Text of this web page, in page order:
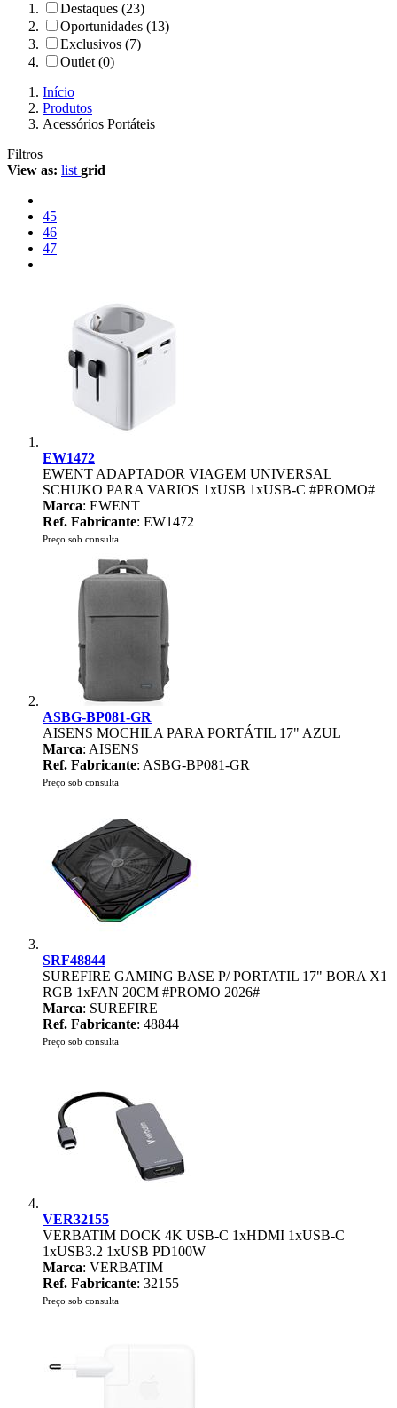
Destaques (23)
Oportunidades (13)
Exclusivos (7)
Outlet (0)
Início
Produtos
Acessórios Portáteis
Filtros
View as: list grid
45
46
47
EW1472
EWENT ADAPTADOR VIAGEM UNIVERSAL
SCHUKO PARA VARIOS 1xUSB 1xUSB-C #PROMO#
Marca: EWENT
Ref. Fabricante: EW1472
Preço sob consulta
ASBG-BP081-GR
AISENS MOCHILA PARA PORTÁTIL 17" AZUL
Marca: AISENS
Ref. Fabricante: ASBG-BP081-GR
Preço sob consulta
SRF48844
SUREFIRE GAMING BASE P/ PORTATIL 17" BORA X1
RGB 1xFAN 20CM #PROMO 2026#
Marca: SUREFIRE
Ref. Fabricante: 48844
Preço sob consulta
VER32155
VERBATIM DOCK 4K USB-C 1xHDMI 1xUSB-C
1xUSB3.2 1xUSB PD100W
Marca: VERBATIM
Ref. Fabricante: 32155
Preço sob consulta